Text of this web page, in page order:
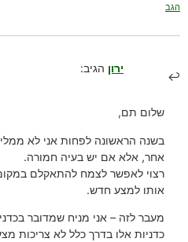
הגב
ירון הגיב:
שלום תם,
בשנה הראשונה לפחות אני לא
אחר, אלא אם יש בעיה חמורה.
רצוי לאפשר לצמח להתאקלם
אותו למצע חדש.
מעבר לזה – אני מניח שמדובר
כדניות אלו בדרך כלל לא צריכות